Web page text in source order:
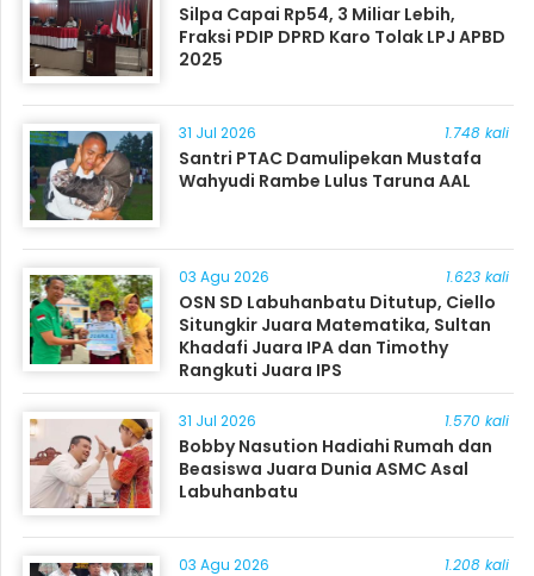
Silpa Capai Rp54, 3 Miliar Lebih,
Fraksi PDIP DPRD Karo Tolak LPJ APBD
2025
31 Jul 2026 1.748 kali
Santri PTAC Damulipekan Mustafa
Wahyudi Rambe Lulus Taruna AAL
03 Agu 2026 1.623 kali
OSN SD Labuhanbatu Ditutup, Ciello
Situngkir Juara Matematika, Sultan
Khadafi Juara IPA dan Timothy
Rangkuti Juara IPS
31 Jul 2026 1.570 kali
Bobby Nasution Hadiahi Rumah dan
Beasiswa Juara Dunia ASMC Asal
Labuhanbatu
03 Agu 2026 1.208 kali